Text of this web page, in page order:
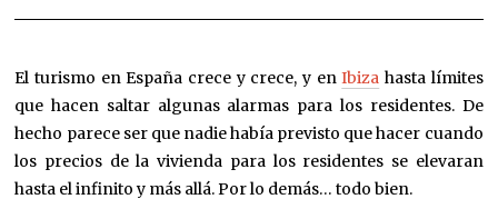
El turismo en España crece y crece, y enIbiza hasta límites
que hacen saltar algunas alarmas para los residentes. De
hecho parece ser que nadie había previsto que hacer cuando
los precios de la vivienda para los residentes se elevaran
hasta el infinito y más allá. Por lo demás… todo bien.